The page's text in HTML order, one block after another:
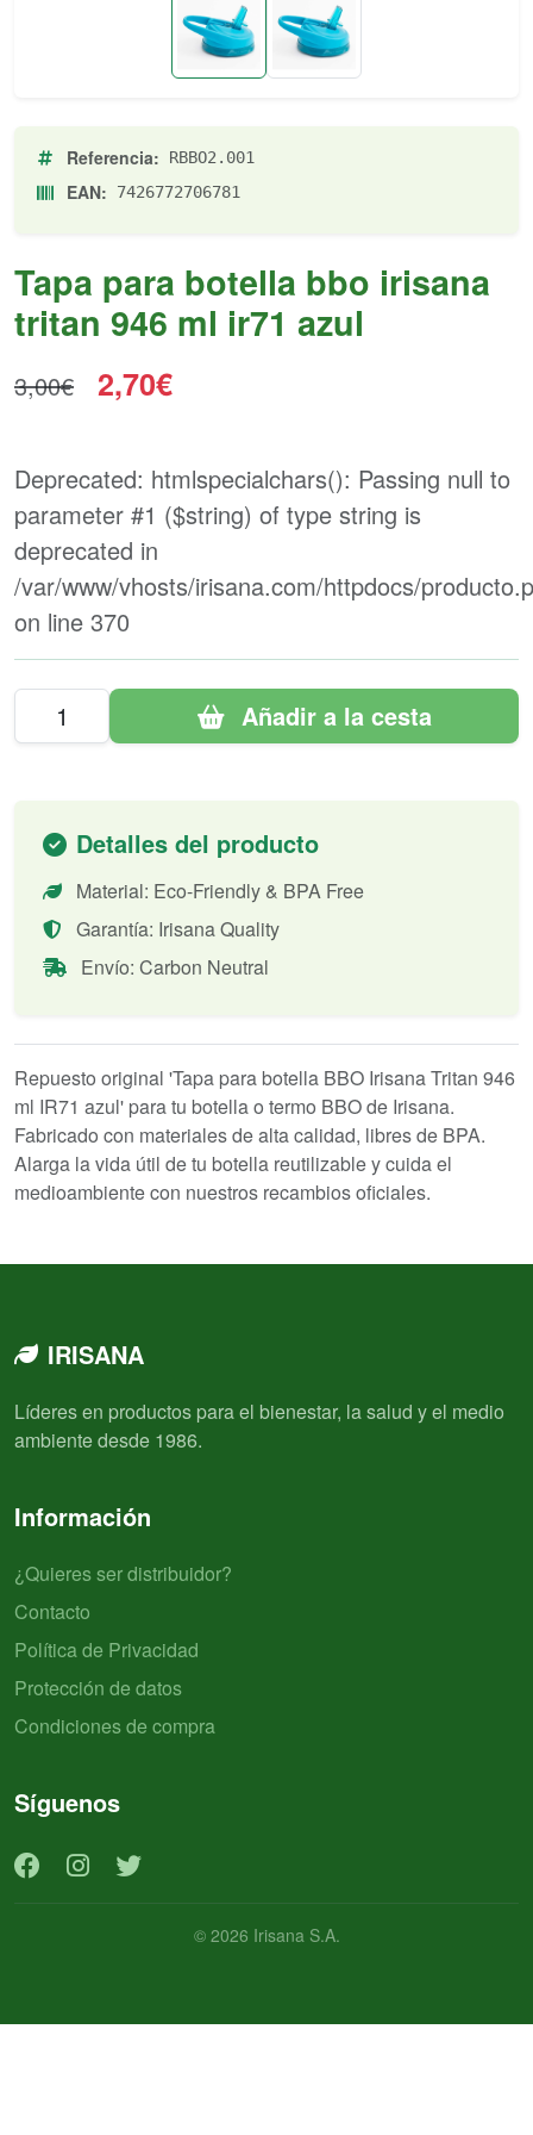
Referencia: RBBO2.001
EAN: 7426772706781
Tapa para botella bbo irisana
tritan 946 ml ir71 azul
3,00€ 2,70€
Deprecated: htmlspecialchars(): Passing null to
parameter #1 ($string) of type string is
deprecated in
/var/www/vhosts/irisana.com/httpdocs/
on line 370
Añadir a la cesta
Detalles del producto
Material: Eco-Friendly & BPA Free
Garantía: Irisana Quality
Envío: Carbon Neutral
Repuesto original 'Tapa para botella BBO Irisana Tritan 946
ml IR71 azul' para tu botella o termo BBO de Irisana.
Fabricado con materiales de alta calidad, libres de BPA.
Alarga la vida útil de tu botella reutilizable y cuida el
medioambiente con nuestros recambios oficiales.
IRISANA
Líderes en productos para el bienestar, la salud y el medio
ambiente desde 1986.
Información
¿Quieres ser distribuidor?
Contacto
Política de Privacidad
Protección de datos
Condiciones de compra
Síguenos
© 2026 Irisana S.A.